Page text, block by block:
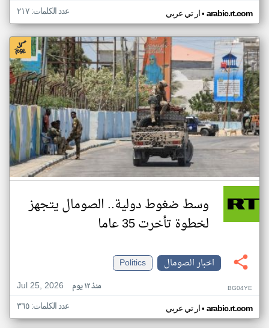
ار تي عربي• arabic.rt.com عدد الكلمات: ٢١٧
وسط ضغوط دولية.. الصومال يتجهز
لخطوة تأخرت 35 عاما
اخبار الصومال
Politics
Jul 25, 2026
منذ ١٢ يوم BG04YE
ار تي عربي• arabic.rt.com عدد الكلمات: ٣٦٥